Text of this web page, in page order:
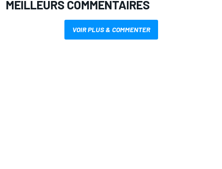
MEILLEURS COMMENTAIRES
VOIR PLUS & COMMENTER